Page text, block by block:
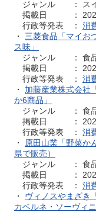
ジャンル ： スイ
掲載日 ：
行政等発表 ： 消
・ 三菱食品「マイお
ス味」
ジャンル ： 食
掲載日 ：
行政等発表 ： 消
・ 加藤産業株式会社
か6商品」
ジャンル ： 食
掲載日 ：
行政等発表 ： 消
・ 原田山業「野菜か
県で販売）
ジャンル ： 食
掲載日 ：
行政等発表 ： 消
・ ヴィノスやまざき
カベルネ・ソーヴィニ